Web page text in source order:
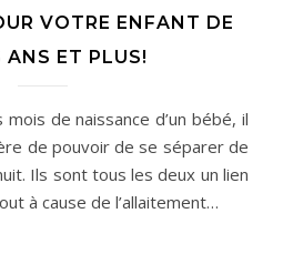
VOTRE ENFANT DE
ANS ET PLUS!
de naissance d’un bébé, il
de pouvoir de se séparer de
Ils sont tous les deux un lien
à cause de l’allaitement…